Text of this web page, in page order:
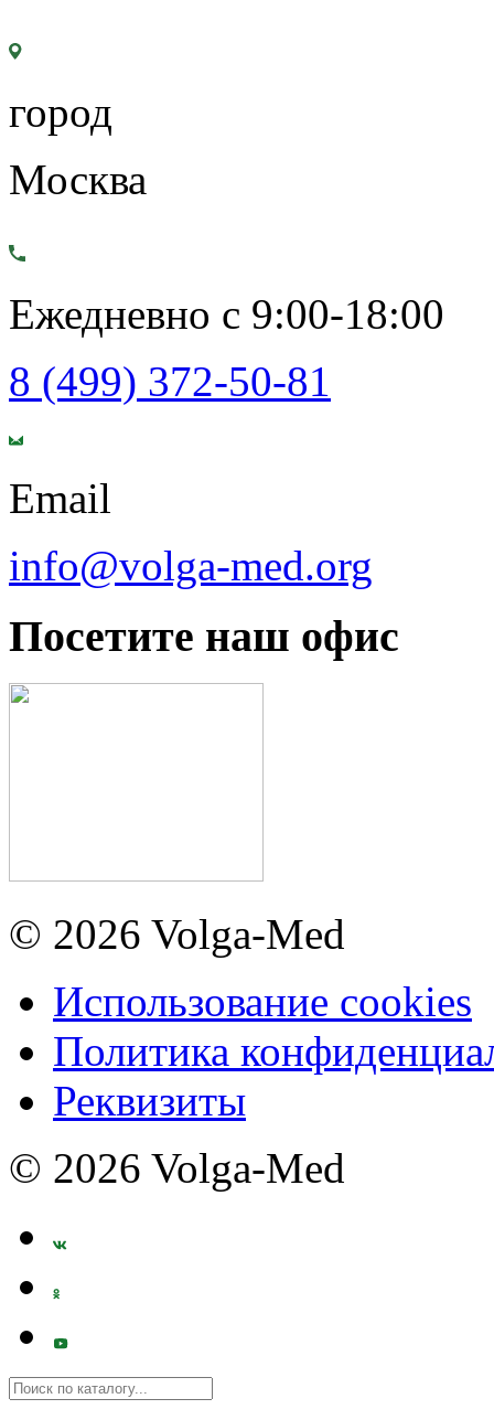
город
Москва
Ежедневно с 9:00-18:00
8 (499) 372-50-81
Email
info@volga-med.org
Посетите наш офис
© 2026 Volga-Med
Использование cookies
Политика
Реквизиты
© 2026 Volga-Med